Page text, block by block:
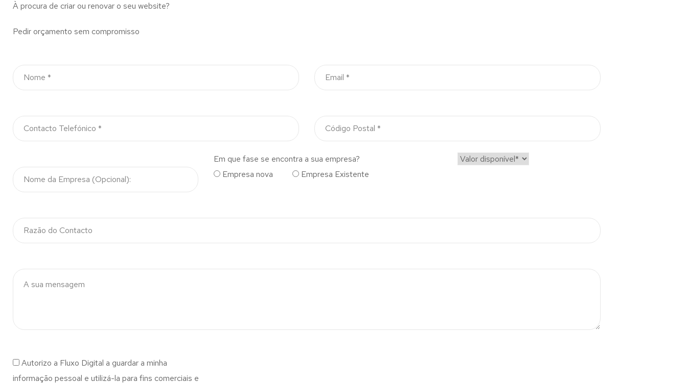
À procura de criar ou renovar o seu website?
Pedir orçamento sem compromisso
Em que fase se encontra a sua empresa?
Empresa nova
Empresa Existente
Autorizo a Fluxo Digital a guardar a minha
informação pessoal e utilizá-la para fins comerciais e